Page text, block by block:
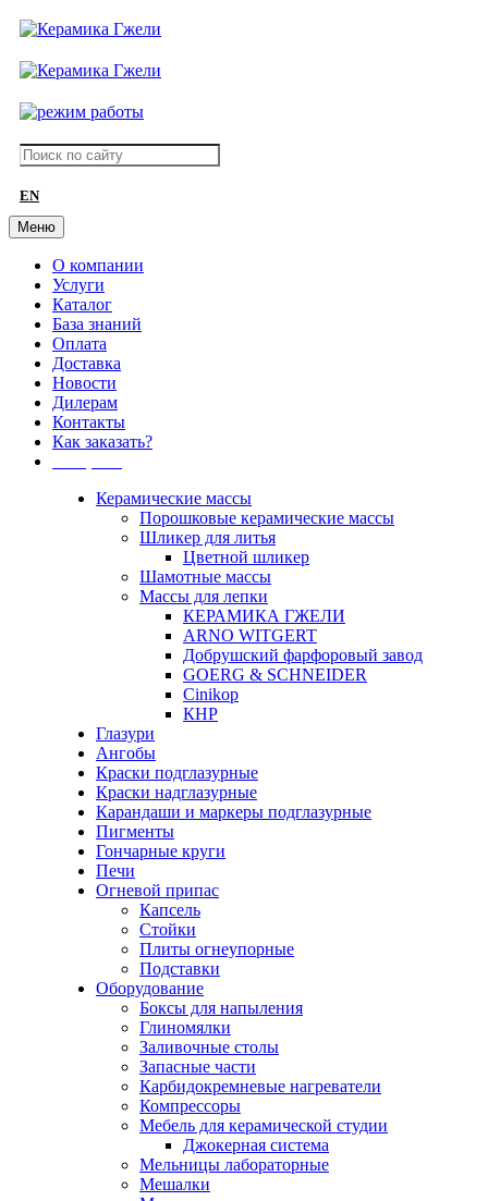
EN
Меню
О компании
Услуги
Каталог
База знаний
Оплата
Доставка
Новости
Дилерам
Контакты
Как заказать?
Керамические массы
Порошковые керамические массы
Шликер для литья
Цветной шликер
Шамотные массы
Массы для лепки
КЕРАМИКА ГЖЕЛИ
ARNO WITGERT
Добрушский фарфоровый завод
GOERG & SCHNEIDER
Cinikop
КНР
Глазури
Ангобы
Краски подглазурные
Краски надглазурные
Карандаши и маркеры подглазурные
Пигменты
Гончарные круги
Печи
Огневой припас
Капсель
Стойки
Плиты огнеупорные
Подставки
Оборудование
Боксы для напыления
Глиномялки
Заливочные столы
Запасные части
Карбидокремневые нагреватели
Компрессоры
Мебель для керамической студии
Джокерная система
Мельницы лабораторные
Мешалки